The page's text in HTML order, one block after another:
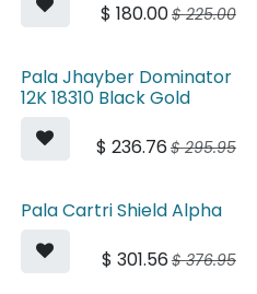
$ 180.00$225.00
Pala Jhayber Dominator
12K 18310 Black Gold
$ 236.76 $295.95
Pala Cartri Shield Alpha
$ 301.56 $376.95